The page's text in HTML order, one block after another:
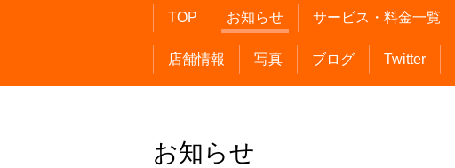
TOP お知らせ サービス・料金一覧
店舗情報 写真 ブログ Twitter
お知らせ